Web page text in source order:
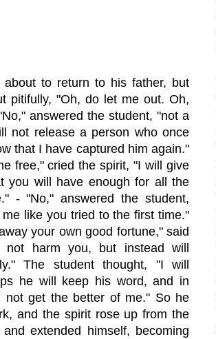
about to return to his father, but
pitifully, "Oh, do let me out. Oh,
answered the student, "not a
not release a person who once
that I have captured him again."
free," cried the spirit, "I will give
you will have enough for all the
- "No," answered the student,
like you tried to the first time."
your own good fortune," said
harm you, but instead will
The student thought, "I will
he will keep his word, and in
not get the better of me." So he
and the spirit rose up from the
extended himself, becoming